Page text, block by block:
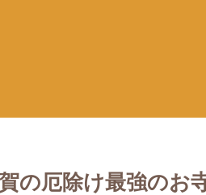
賀の厄除け最強のお